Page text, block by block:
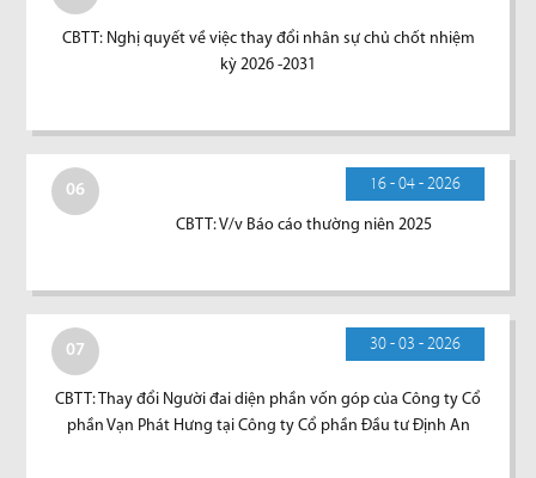
CBTT: Nghị quyết về việc thay đổi nhân sự chủ chốt nhiệm
kỳ 2026 -2031
06 16 - 04 - 2026
CBTT: V/v Báo cáo thường niên 2025
07 30 - 03 - 2026
CBTT: Thay đổi Người đai diện phần vốn góp của Công ty Cổ
phần Vạn Phát Hưng tại Công ty Cổ phần Đầu tư Định An